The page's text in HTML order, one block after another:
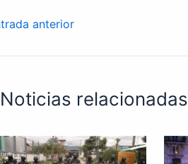
anterior
Noticias relacionadas